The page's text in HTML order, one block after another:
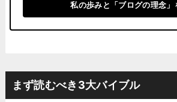
私の歩みと「ブログの理念」
まず読むべき3大バイブル